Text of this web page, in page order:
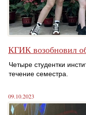
КГИК возобновил
Четыре студентки
течение семестра.
09.10.2023